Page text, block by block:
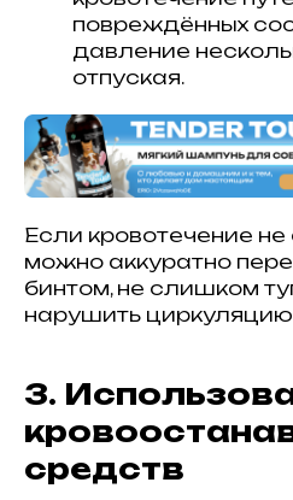
повреждённых
давление
отпуская.
Если кровотечение
можно аккуратно
бинтом, не слишком
нарушить циркуляцию
3.
средств